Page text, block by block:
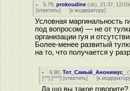
5.79 ,prokoudine (ok), 21:37, 12/
[ответить] [к модератору]
Условная маргинальность
под вопросом) — не от
организации гуя и
Более-менее развитый
на то, что получается у
6.90 ,Тот_Самый_Анонимус_ (
[^^] [^^^] [ответить] [к
Да шо вы такое